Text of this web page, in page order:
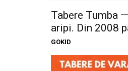
Tabere Tumba
aripi. Din 2008
GOKID